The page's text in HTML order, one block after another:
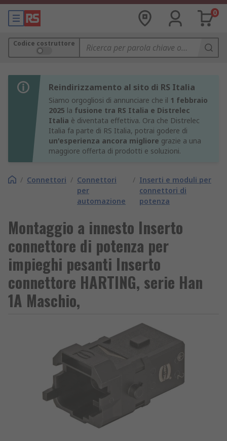
0
Codice costruttore
Reindirizzamento al sito di RS Italia
Siamo orgogliosi di annunciare che il 1 febbraio
2025 la fusione tra RS Italia e Distrelec
Italia è diventata effettiva. Ora che Distrelec
Italia fa parte di RS Italia, potrai godere di
un'esperienza ancora migliore grazie a una
maggiore offerta di prodotti e soluzioni.
/ Connettori / Connettori
per
automazione
/ Inserti e moduli per
connettori di
potenza
Montaggio a innesto Inserto
connettore di potenza per
impieghi pesanti Inserto
connettore HARTING, serie Han
1A Maschio,